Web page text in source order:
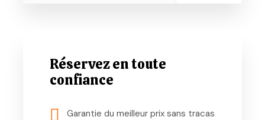
Réservez en toute
confiance
Garantie du meilleur prix sans tracas